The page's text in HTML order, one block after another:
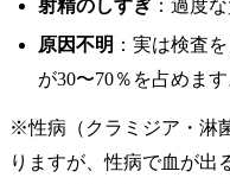
射精のしすぎ ：過度
原因不明 ：実は検査
が30〜70％を占めます
※性病（クラミジア・淋
りますが、性病で血が出